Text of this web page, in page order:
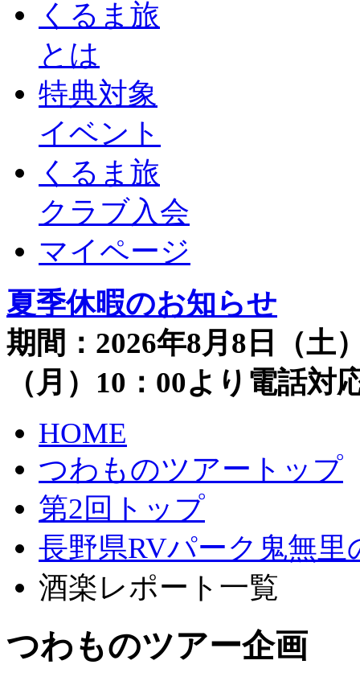
くるま旅
とは
特典対象
イベント
くるま旅
クラブ入会
マイページ
夏季休暇のお知らせ
期間：2026年8月8日（土
（月）10：00より電話
HOME
つわものツアートップ
第2回トップ
長野県RVパーク鬼無
酒楽レポート一覧
つわものツアー企画